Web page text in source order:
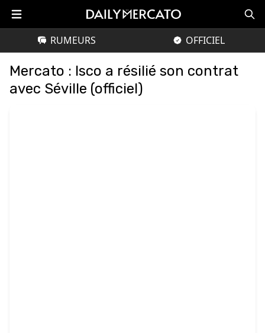
RUMEURS OFFICIEL
Mercato : Isco a résilié son contrat
avec Séville (officiel)